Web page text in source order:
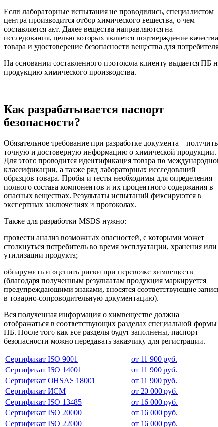
Если лабораторные испытания не проводились, специалистом
центра производится отбор химического вещества, о чем
составляется акт. Далее вещества направляются на
исследования, целью которых является подтверждение качества
товара и удостоверение безопасности вещества для
На основании составленного протокола клиенту выдается ПБ
продукцию химического производства.
Как разрабатывается паспорт
безопасности?
Обязательное требование при разработке документа – получить
точную и достоверную информацию о химической продукции.
Для этого проводится идентификация товара по
классификации, а также ряд лабораторных исследований
образцов товара. Пробы и тесты необходимы для определения
полного состава компонентов и их процентного содержания в
опасных веществах. Результаты испытаний фиксируются в
экспертных заключениях и протоколах.
Также для разработки MSDS нужно:
провести анализ возможных опасностей, с которыми может
столкнуться потребитель во время эксплуатации, хранения или
утилизации продукта;
обнаружить и оценить риски при перевозке химвеществ
(благодаря полученным результатам продукция маркируется
предупреждающими знаками, вносятся соответствующие
в товарно-сопроводительную документацию).
Вся полученная информация о химвеществе должна
отображаться в соответствующих разделах специальной формы
ПБ. После того как все разделы будут заполнены, паспорт
безопасности можно передавать заказчику для регистрации.
Сертификат ISO 9001
от 11 900 руб.
Сертификат ISO 14001
от 11 900 руб.
Сертификат OHSAS 18001
от 11 900 руб.
Сертификат ИСМ
от 20 000 руб.
Сертификат ISO 13485
от 16 000 руб.
Сертификат ISO 20000
от 16 000 руб.
Сертификат ISO 22000
от 16 000 руб.